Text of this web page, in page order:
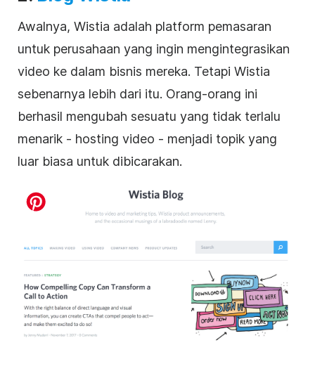
Awalnya, Wistia adalah platform pemasaran
untuk perusahaan yang ingin mengintegrasikan
video ke dalam bisnis mereka. Tetapi Wistia
sebenarnya lebih dari itu. Orang-orang ini
berhasil mengubah sesuatu yang tidak terlalu
menarik - hosting video - menjadi topik yang
luar biasa untuk dibicarakan.